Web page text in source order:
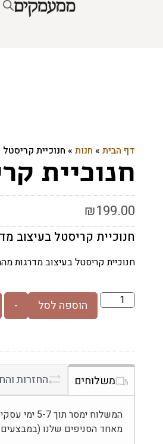
דף הבית » חנות » חנוכיית
חנוכיית
₪199.00
חנוכיית קריסטל בעיצוב
חנוכיית קריסטל בעיצוב מדרגות
- הוספה לסל
משלוחים החזרות
המשלוח
מאחד הסניפים שלנו